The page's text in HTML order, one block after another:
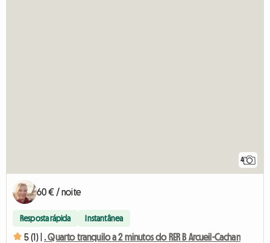
4
60 € / noite
Resposta rápida Instantânea
5 (1) | . Quarto tranquilo a 2 minutos do RER B Arcueil-Cachan